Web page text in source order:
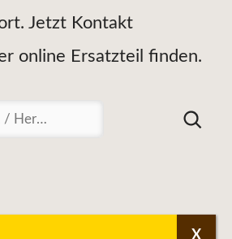
Jetzt Kontakt
online Ersatzteil finden.